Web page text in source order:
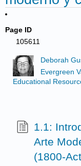
Page ID
105611
Deborah
Evergreen
Educational
1.1:
Arte
(1800-